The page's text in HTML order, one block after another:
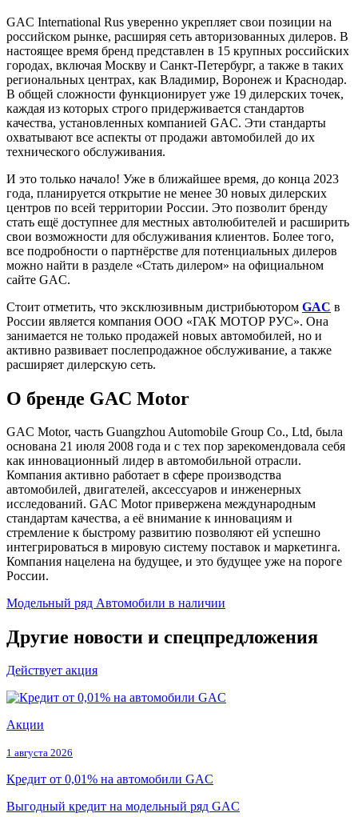
GAC International Rus уверенно укрепляет свои позиции на
российском рынке, расширяя сеть авторизованных дилеров. В
настоящее время бренд представлен в 15 крупных российских
городах, включая Москву и Санкт-Петербург, а также в таких
региональных центрах, как Владимир, Воронеж и Краснодар.
В общей сложности функционирует уже 19 дилерских точек,
каждая из которых строго придерживается стандартов
качества, установленных компанией GAC. Эти стандарты
охватывают все аспекты от продажи автомобилей до их
технического обслуживания.
И это только начало! Уже в ближайшее время, до конца 2023
года, планируется открытие не менее 30 новых дилерских
центров по всей территории России. Это позволит бренду
стать ещё доступнее для местных автолюбителей и расширить
свои возможности для обслуживания клиентов. Более того,
все подробности о партнёрстве для потенциальных дилеров
можно найти в разделе «Стать дилером» на официальном
сайте GAC.
Стоит отметить, что эксклюзивным дистрибьютором GAC в
России является компания ООО «ГАК МОТОР РУС». Она
занимается не только продажей новых автомобилей, но и
активно развивает послепродажное обслуживание, а также
расширяет дилерскую сеть.
О бренде GAC Motor
GAC Motor, часть Guangzhou Automobile Group Co., Ltd, была
основана 21 июля 2008 года и с тех пор зарекомендовала себя
как инновационный лидер в автомобильной отрасли.
Компания активно работает в сфере производства
автомобилей, двигателей, аксессуаров и инженерных
исследований. GAC Motor привержена международным
стандартам качества, а её внимание к инновациям и
стремление к быстрому развитию позволяют ей успешно
интегрироваться в мировую систему поставок и маркетинга.
Компания нацелена на будущее, и это будущее уже на пороге
России.
Модельный ряд Автомобили в наличии
Другие новости и спецпредложения
Действует акция
Акции
1 августа 2026
Кредит от 0,01% на автомобили GAC
Выгодный кредит на модельный ряд GAC